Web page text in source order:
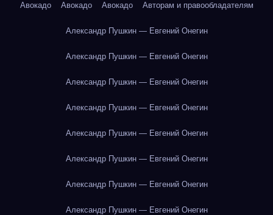
Авокадо Авокадо Авокадо Авторам и правообладателям
Александр Пушкин — Евгений Онегин
Александр Пушкин — Евгений Онегин
Александр Пушкин — Евгений Онегин
Александр Пушкин — Евгений Онегин
Александр Пушкин — Евгений Онегин
Александр Пушкин — Евгений Онегин
Александр Пушкин — Евгений Онегин
Александр Пушкин — Евгений Онегин